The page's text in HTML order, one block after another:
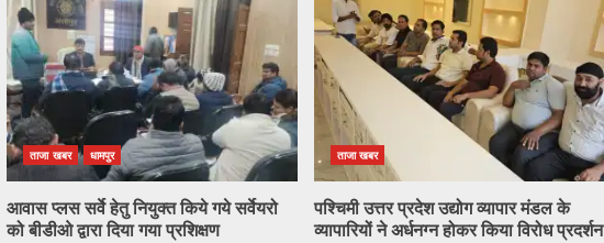
ताजा खबर धामपुर
आवास प्लस सर्वे हेतु नियुक्त किये गये सर्वेयरो
को बीडीओ द्वारा दिया गया प्रशिक्षण
ताजा खबर
पश्चिमी उत्तर प्रदेश उद्योग व्यापार मंडल के
व्यापारियों ने अर्धनग्न होकर किया विरोध प्रदर्शन